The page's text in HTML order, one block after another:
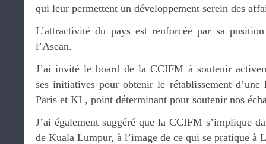
qui leur permettent un développement serein des
L’attractivité du pays est renforcée par sa
l’Asean.
J’ai invité le board de la CCIFM à soutenir
ses initiatives pour obtenir le rétablissement d’une
Paris et KL, point déterminant pour soutenir nos
J’ai également suggéré que la CCIFM s’implique
de Kuala Lumpur, à l’image de ce qui se pratique à